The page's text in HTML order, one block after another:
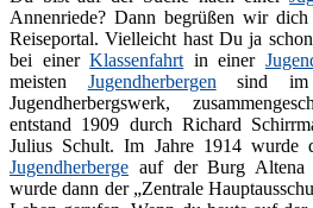
Annenriede? Dann begrüßen wir
Reiseportal. Vielleicht hast Du ja
bei einerKlassenfahrt in einer
meisten Jugendherbergen sind
Jugendherbergswerk,
entstand 1909 durch Richard
Julius Schult. Im Jahre 1914 wurde
Jugendherberge auf der Burg Altena
wurde dann der „Zentrale